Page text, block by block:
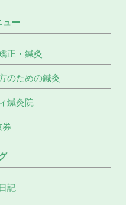
ュー
正・鍼灸
のための鍼灸
鍼灸院
券
記